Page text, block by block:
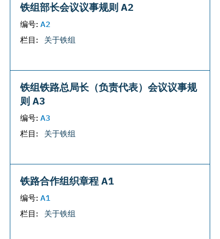
铁组部长会议议事规则 A2
编号: A2
栏目: 关于铁组
铁组铁路总局长（负责代表）会议议事规
则 A3
编号: A3
栏目: 关于铁组
铁路合作组织章程 A1
编号: A1
栏目: 关于铁组